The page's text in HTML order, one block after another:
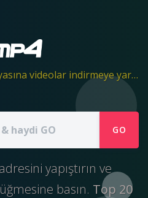
Ymp4, CCTV'tan mp4 dosyasına videolar indirmeye yardımcı olur
GO
yapıştırın ve
basın. Top 20